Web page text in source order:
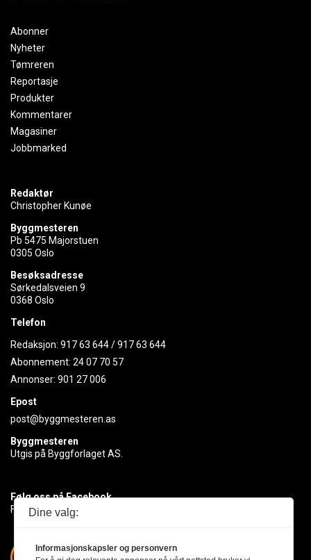
Abonner
Nyheter
Tømreren
Reportasje
Produkter
Kommentarer
Magasiner
Jobbmarked
Redaktør
Christopher Kunøe
Byggmesteren
Pb 5475 Majorstuen
0305 Oslo
Besøksadresse
Sørkedalsveien 9
0368 Oslo
Telefon
Redaksjon: 917 63 644/917 63 644
Abonnement: 24 07 70 57
Annonser: 901 27 006
Epost
post@byggmesteren.as
Byggmesteren
Utgis på Byggforlaget AS.
Følg oss på Facebook
Få med deg det siste innen byggebransjen
Dine valg:
Informasjonskapsler og personvern